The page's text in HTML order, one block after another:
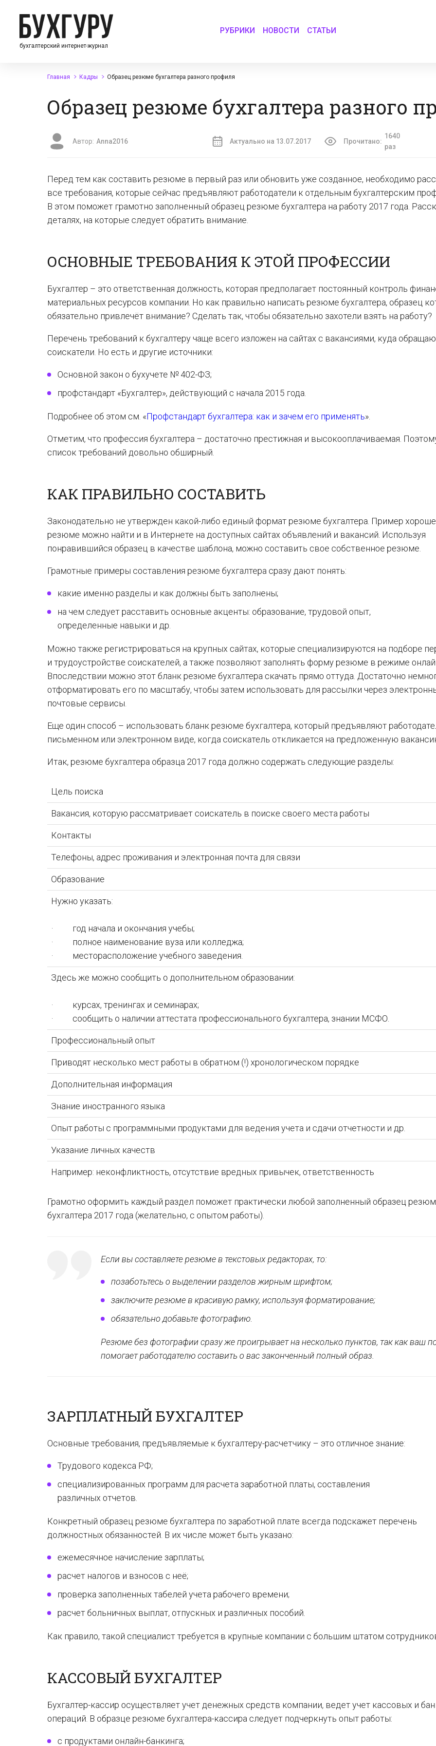
бухгалтерский интернет-журнал
РУБРИКИ НОВОСТИ СТАТЬИ
Главная Кадры Образец резюме бухгалтера разного профиля
Образец резюме бухгалтера разного
Автор: Anna2016 Актуально на 13.07.2017 Прочитано:
1640
раз
Перед тем как составить резюме в первый раз или обновить уже созданное, необходимо
все требования, которые сейчас предъявляют работодатели к отдельным бухгалтерским
В этом поможет грамотно заполненный образец резюме бухгалтера на работу 2017 года.
деталях, на которые следует обратить внимание.
ОСНОВНЫЕ ТРЕБОВАНИЯ К ЭТОЙ ПРОФЕССИИ
Бухгалтер – это ответственная должность, которая предполагает постоянный контроль
материальных ресурсов компании. Но как правильно написать резюме бухгалтера, образец
обязательно привлечёт внимание? Сделать так, чтобы обязательно захотели взять на работу?
Перечень требований к бухгалтеру чаще всего изложен на сайтах с вакансиями, куда
соискатели. Но есть и другие источники:
Основной закон о бухучете № 402-ФЗ;
профстандарт «Бухгалтер», действующий с начала 2015 года.
Подробнее об этом см. «Профстандарт бухгалтера: как и зачем его применять».
Отметим, что профессия бухгалтера – достаточно престижная и высокооплачиваемая.
список требований довольно обширный.
КАК ПРАВИЛЬНО СОСТАВИТЬ
Законодательно не утвержден какой-либо единый формат резюме бухгалтера. Пример
резюме можно найти и в Интернете на доступных сайтах объявлений и вакансий. Используя
понравившийся образец в качестве шаблона, можно составить свое собственное резюме.
Грамотные примеры составления резюме бухгалтера сразу дают понять:
какие именно разделы и как должны быть заполнены;
на чем следует расставить основные акценты: образование, трудовой опыт,
определенные навыки и др.
Можно также регистрироваться на крупных сайтах, которые специализируются на подборе
и трудоустройстве соискателей, а также позволяют заполнять форму резюме в режиме
Впоследствии можно этот бланк резюме бухгалтера скачать прямо оттуда. Достаточно
отформатировать его по масштабу, чтобы затем использовать для рассылки через
почтовые сервисы.
Еще один способ – использовать бланк резюме бухгалтера, который предъявляют
письменном или электронном виде, когда соискатель откликается на предложенную
Итак, резюме бухгалтера образца 2017 года должно содержать следующие разделы:
Цель поиска
Вакансия, которую рассматривает соискатель в поиске своего места работы
Контакты
Телефоны, адрес проживания и электронная почта для связи
Образование
Нужно указать:
· год начала и окончания учебы;
· полное наименование вуза или колледжа;
· месторасположение учебного заведения.
Здесь же можно сообщить о дополнительном образовании:
· курсах, тренингах и семинарах;
· сообщить о наличии аттестата профессионального бухгалтера, знании МСФО.
Профессиональный опыт
Приводят несколько мест работы в обратном (!) хронологическом порядке
Дополнительная информация
Знание иностранного языка
Опыт работы с программными продуктами для ведения учета и сдачи отчетности и др.
Указание личных качеств
Например: неконфликтность, отсутствие вредных привычек, ответственность
Грамотно оформить каждый раздел поможет практически любой заполненный образец
бухгалтера 2017 года (желательно, с опытом работы).
Если вы составляете резюме в текстовых редакторах, то:
позаботьтесь о выделении разделов жирным шрифтом;
заключите резюме в красивую рамку, используя форматирование;
обязательно добавьте фотографию.
Резюме без фотографии сразу же проигрывает на несколько пунктов, так как ваш
помогает работодателю составить о вас законченный полный образ.
ЗАРПЛАТНЫЙ БУХГАЛТЕР
Основные требования, предъявляемые к бухгалтеру-расчетчику – это отличное знание:
Трудового кодекса РФ;
специализированных программ для расчета заработной платы, составления
различных отчетов.
Конкретный образец резюме бухгалтера по заработной плате всегда подскажет перечень
должностных обязанностей. В их числе может быть указано:
ежемесячное начисление зарплаты;
расчет налогов и взносов с неё;
проверка заполненных табелей учета рабочего времени;
расчет больничных выплат, отпускных и различных пособий.
Как правило, такой специалист требуется в крупные компании с большим штатом
КАССОВЫЙ БУХГАЛТЕР
Бухгалтер-кассир осуществляет учет денежных средств компании, ведет учет кассовых и
операций. В образце резюме бухгалтера-кассира следует подчеркнуть опыт работы:
с продуктами онлайн-банкинга;